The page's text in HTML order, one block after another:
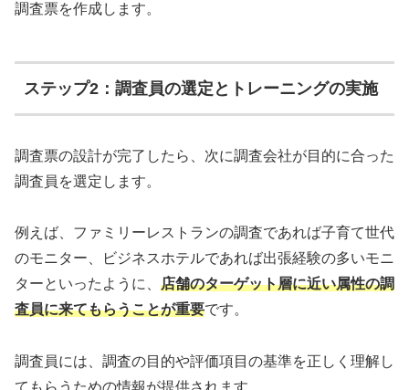
調査票を作成します。
ステップ2：調査員の選定とトレーニングの実施
調査票の設計が完了したら、次に調査会社が目的に合った
調査員を選定します。
例えば、ファミリーレストランの調査であれば子育て世代
のモニター、ビジネスホテルであれば出張経験の多いモニ
ターといったように、 店舗のターゲット層に近い属性の調
査員に来てもらうことが重要です。
調査員には、調査の目的や評価項目の基準を正しく理解し